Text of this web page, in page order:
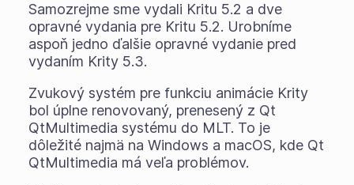
Samozrejme sme vydali Kritu 5.2 a dve
opravné vydania pre Kritu 5.2. Urobníme
aspoň jedno ďalšie opravné vydanie pred
vydaním Krity 5.3.
Zvukový systém pre funkciu animácie Krity
bol úplne renovovaný, prenesený z Qt
QtMultimedia systému do MLT. To je
dôležité najmä na Windows a macOS, kde Qt
QtMultimedia má veľa problémov.